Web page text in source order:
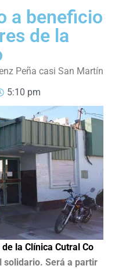
a beneficio
de la
Peña casi San Martín
5:10 pm
la Clínica Cutral Co
solidario. Será a partir